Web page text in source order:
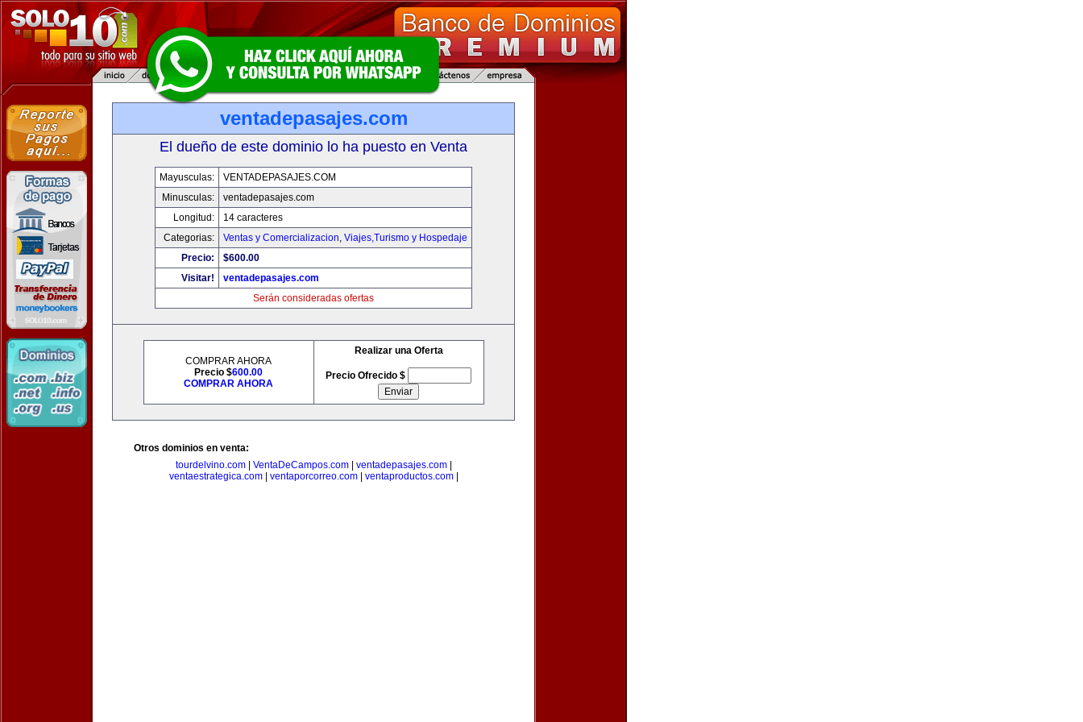
ventadepasajes.com
El dueño de este dominio lo ha puesto en Venta
Mayusculas:
VENTADEPASAJES.COM
Minusculas:
ventadepasajes.com
Longitud:
14 caracteres
Categorias:
Ventas y Comercializacion, Viajes,Turismo y Hospedaje
Precio:
$600.00
Visitar!
ventadepasajes.com
Serán consideradas ofertas
COMPRAR AHORA
Precio $600.00
COMPRAR AHORA
Realizar una Oferta
Precio Ofrecido $
Otros dominios en venta:
tourdelvino.com| VentaDeCampos.com| ventadepasajes.com|
ventaestrategica.com| ventaporcorreo.com| ventaproductos.com|